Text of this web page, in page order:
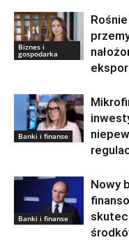
Biznes i
gospodarka
Banki i finanse
Banki i finanse
Nowy